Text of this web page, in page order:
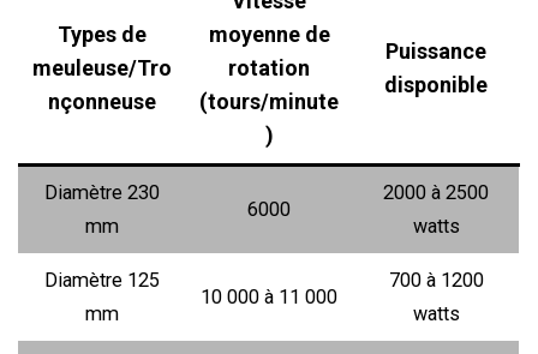
Types de
meuleuse/Tro
nçonneuse
moyenne de
rotation
(tours/minute
)
Puissance
disponible
Diamètre 230
mm
6000
2000 à 2500
watts
Diamètre 125
mm
10 000 à 11 000
700 à 1200
watts